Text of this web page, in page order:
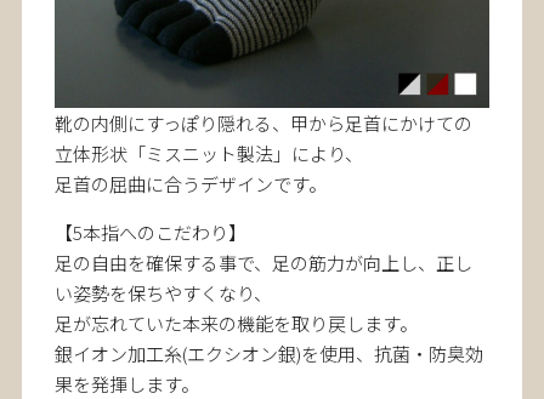
靴の内側にすっぽり隠れる、甲から足首にかけての
立体形状「ミスニット製法」により、
足首の屈曲に合うデザインです。
【5本指へのこだわり】
足の自由を確保する事で、足の筋力が向上し、正し
い姿勢を保ちやすくなり、
足が忘れていた本来の機能を取り戻します。
銀イオン加工糸(エクシオン銀)を使用、抗菌・防臭効
果を発揮します。